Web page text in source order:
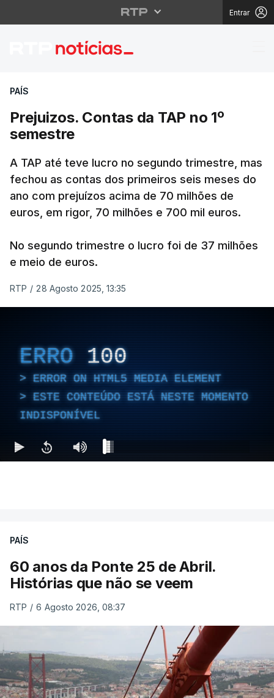
Entrar
Prejuizos. Contas da
PAÍS
Prejuizos. Contas da TAP no 1º
semestre
A TAP até teve lucro no segundo trimestre, mas
fechou as contas dos primeiros seis meses do
ano com prejuízos acima de 70 milhões de
euros, em rigor, 70 milhões e 700 mil euros.
No segundo trimestre o lucro foi de 37 milhões
e meio de euros.
RTP / 28 Agosto 2025, 13:35
ERRO 100
ERROR ON HTML5 MEDIA ELEMENT
ESTE CONTEÚDO ESTÁ NESTE MOMENTO
INDISPONÍVEL
PAÍS
60 anos da Ponte 25 de Abril.
Histórias que não se veem
RTP / 6 Agosto 2026, 08:37